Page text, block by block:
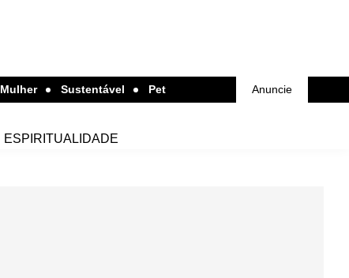
Mulher Sustentável Pet Anuncie
ESPIRITUALIDADE